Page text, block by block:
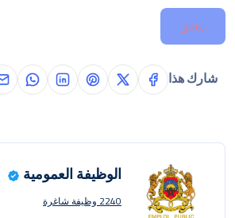
مغلق
شارك هذا
الوظيفة العمومية
2240 وظيفة شاغرة